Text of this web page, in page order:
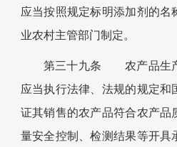
应当按照规定标明添加剂的名
业农村主管部门制定。
第三十九条 农产品生
应当执行法律、法规的规定和
证其销售的农产品符合农产品
量安全控制、检测结果等开具